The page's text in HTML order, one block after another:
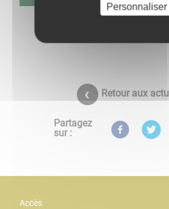
Retour aux
Partagez
sur :
Accès
Personnaliser